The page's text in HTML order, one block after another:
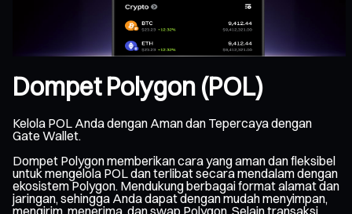
Dompet Polygon (POL)
Kelola POL Anda dengan Aman dan Tepercaya dengan
Gate Wallet.
Dompet Polygon memberikan cara yang aman dan fleksibel
untuk mengelola POL dan terlibat secara mendalam dengan
ekosistem Polygon. Mendukung berbagai format alamat dan
jaringan, sehingga Anda dapat dengan mudah menyimpan,
mengirim, menerima, dan swap Polygon. Selain transaksi